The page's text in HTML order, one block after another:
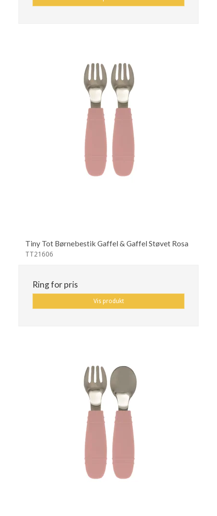
Tiny Tot Børnebestik Gaffel & Gaffel Støvet Rosa
TT21606
Ring for pris
Vis produkt